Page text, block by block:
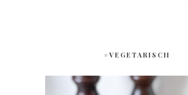
#VEGETARISCH